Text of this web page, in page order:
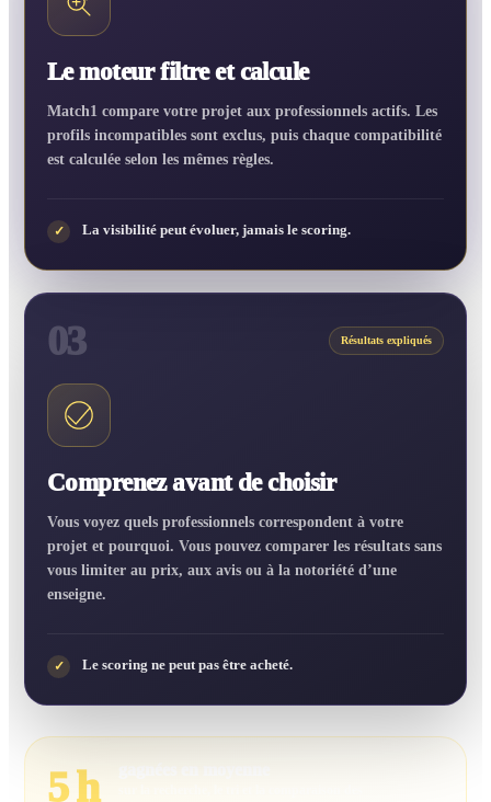
Le moteur filtre et calcule
Match1 compare votre projet aux professionnels actifs. Les
profils incompatibles sont exclus, puis chaque compatibilité
est calculée selon les mêmes règles.
✓ La visibilité peut évoluer, jamais le scoring.
03 Résultats expliqués
Comprenez avant de choisir
Vous voyez quels professionnels correspondent à votre
projet et pourquoi. Vous pouvez comparer les résultats sans
vous limiter au prix, aux avis ou à la notoriété d’une
enseigne.
✓ Le scoring ne peut pas être acheté.
5 h